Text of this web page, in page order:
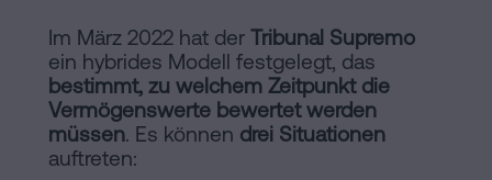
Im März 2022 hat der Tribunal Supremo
ein hybrides Modell festgelegt, das
bestimmt, zu welchem Zeitpunkt die
Vermögenswerte bewertet werden
müssen. Es können drei Situationen
auftreten: